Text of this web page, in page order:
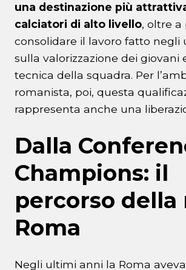
una destinazione più
calciatori di alto livello, oltre a
consolidare il lavoro fatto negli
sulla valorizzazione dei giovani
tecnica della squadra. Per
romanista, poi, questa
rappresenta anche una
Dalla
Champions: il
percorso della
Roma
Negli ultimi anni la Roma